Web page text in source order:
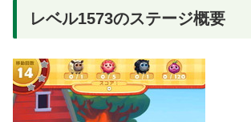
レベル1573のステージ概要